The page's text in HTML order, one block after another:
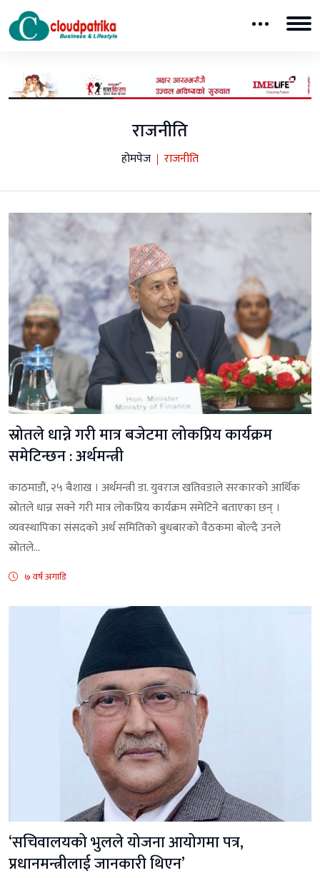
राजनीति
होमपेज राजनीति
स्रोतले धान्ने गरी मात्र बजेटमा लोकप्रिय कार्यक्रम
समेटिन्छन : अर्थमन्त्री
काठमाडौं, २५ बैशाख । अर्थमन्त्री डा. युवराज खतिवडाले सरकारको आर्थिक
स्रोतले धान्न सक्ने गरी मात्र लोकप्रिय कार्यक्रम समेटिने बताएका छन् ।
व्यवस्थापिका संसदको अर्थ समितिको बुधबारको वैठकमा बोल्दै उनले
स्रोतले...
७ वर्ष अगाडि
‘सचिवालयको भुलले योजना आयोगमा पत्र,
प्रधानमन्त्रीलाई जानकारी थिएन’